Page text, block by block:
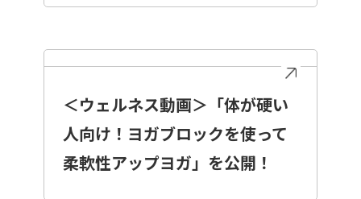
＜ウェルネス動画＞「体が硬い
人向け！ヨガブロックを使って
柔軟性アップヨガ」を公開！